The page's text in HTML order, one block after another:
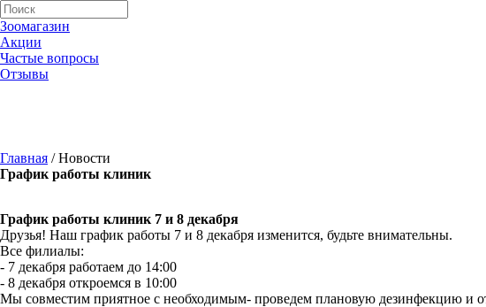
Зоомагазин
Акции
Частые вопросы
Отзывы
Главная /Новости
График работы клиник
График работы клиник 7 и 8 декабря
Друзья! Наш график работы 7 и 8 декабря изменится, будьте внимательны.
Все филиалы:
- 7 декабря работаем до 14:00
- 8 декабря откроемся в 10:00
Мы совместим приятное с необходимым- проведем плановую дезинфекцию и